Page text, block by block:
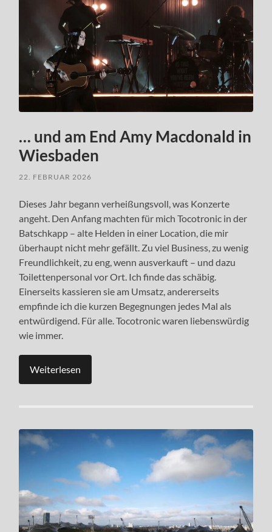
… und am End Amy Macdonald in
Wiesbaden
22. FEBRUAR 2026
Dieses Jahr begann verheißungsvoll, was Konzerte
angeht. Den Anfang machten für mich Tocotronic in der
Batschkapp – alte Helden in einer Location, die mir
überhaupt nicht mehr gefällt. Zu viel Business, zu wenig
Freundlichkeit, zu eng, wenn ausverkauft – und dazu
Toilettenpersonal vor Ort. Ich finde das schäbig.
Einerseits kassieren sie am Umsatz, andererseits
empfinde ich die kurzen Begegnungen jedes Mal als
entwürdigend. Für alle. Tocotronic waren liebenswürdig
wie immer.
Weiterlesen